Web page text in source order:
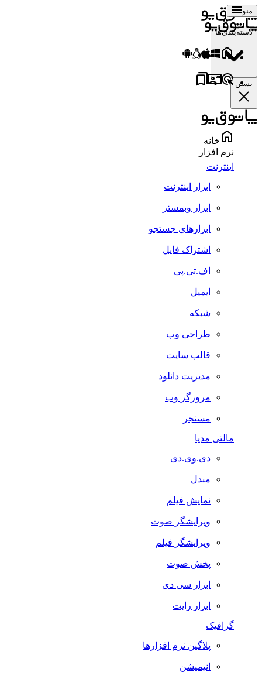
منو
دسته‌بندی‌ها
بستن
خانه
نرم افزار
اینترنت
ابزار اینترنت
ابزار وبمستر
ابزارهای جستجو
اشتراک فایل
اف.تی.پی
ایمیل
شبکه
طراحی وب
قالب سایت
مدیریت دانلود
مرورگر وب
مسنجر
مالتی مدیا
دی.وی.دی
مبدل
نمایش فیلم
ویرایشگر صوت
ویرایشگر فیلم
پخش صوت
ابزار سی دی
ابزار رایت
گرافیک
پلاگین نرم افزارها
انیمیشن